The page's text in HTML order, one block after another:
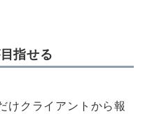
指せる
けクライアントから報